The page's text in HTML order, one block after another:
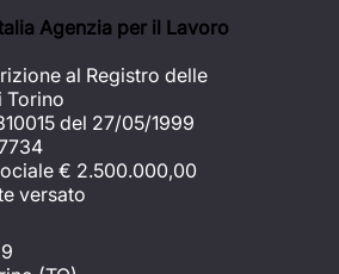
Agenzia per il Lavoro
al Registro delle
Torino
del 27/05/1999
€ 2.500.000,00
versato